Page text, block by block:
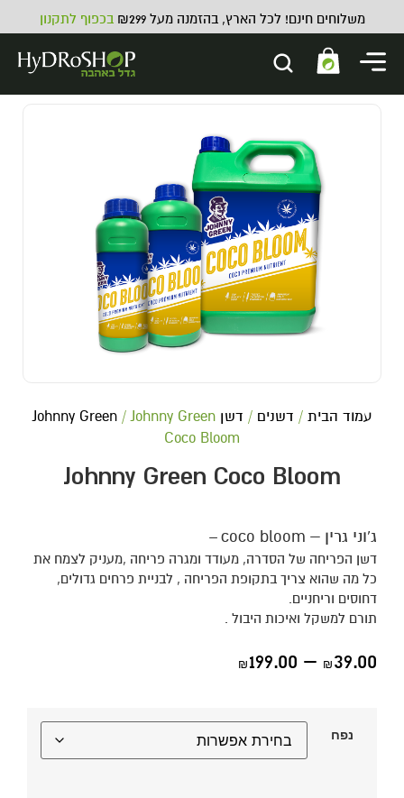
משלוחים חינם! לכל הארץ, בהזמנה מעל ₪299 בכפוף לתקנון
עמוד הבית / דשנים / דשן Johnny Green / Johnny Green
Coco Bloom
Johnny Green Coco Bloom
ג'וני גרין – coco bloom
–
דשן הפריחה של הסדרה, מעודד ומגרה פריחה ,מעניק לצמח את
כל מה שהוא צריך בתקופת הפריחה , לבניית פרחים גדולים,
דחוסים וריחניים.
תורם למשקל ואיכות היבול .
₪39.00
–
₪199.00
נפח